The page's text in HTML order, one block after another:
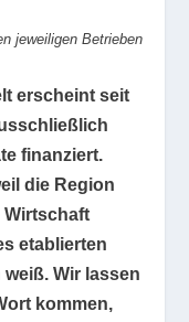
jeweiligen Betrieben
erscheint seit
finanziert.
die Region
Wirtschaft
etablierten
Wir lassen
kommen,